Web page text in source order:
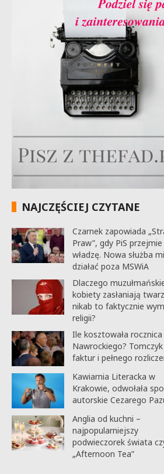
NAJCZĘŚCIEJ CZYTANE
Czarnek zapowiada
Praw”, gdy PiS przejmie
władzę. Nowa służba
działać poza MSWiA
Dlaczego
kobiety zasłaniają
nikab to faktycznie
religii?
Ile kosztowała rocznica
Nawrockiego?
faktur i pełnego
Kawiarnia Literacka w
Krakowie, odwołała
autorskie Cezarego
Anglia od kuchni –
najpopularniejszy
podwieczorek świata
„Afternoon Tea”